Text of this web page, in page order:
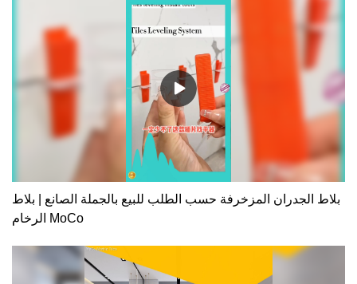
بلاط الجدران المزخرفة حسب الطلب للبيع بالجملة الصانع | بلاط
الرخام MoCo